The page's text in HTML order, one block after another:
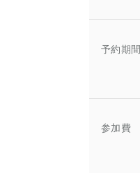
予約期間
参加費